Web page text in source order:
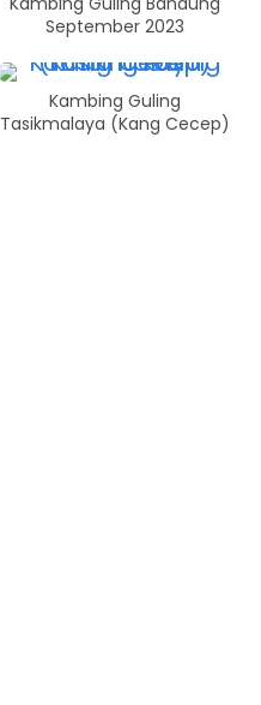
September 2023
Kambing Guling
Tasikmalaya (Kang Cecep)